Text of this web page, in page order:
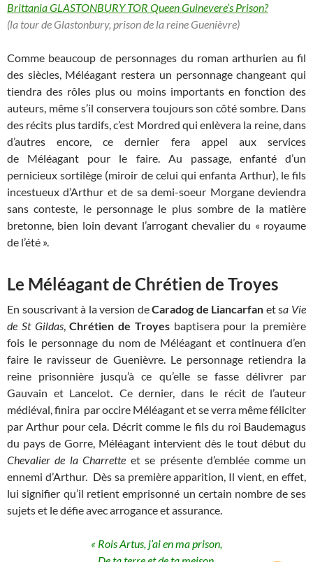
Brittania GLASTONBURY TOR Queen Guinevere’s Prison?
(la tour de Glastonbury, prison de la reine Guenièvre)
Comme beaucoup de personnages du roman arthurien au fil
des siècles, Méléagant restera un personnage changeant qui
tiendra des rôles plus ou moins importants en fonction des
auteurs, même s’il conservera toujours son côté sombre. Dans
des récits plus tardifs, c’est Mordred qui enlèvera la reine, dans
d’autres encore, ce dernier fera appel aux services
de Méléagant pour le faire. Au passage, enfanté d’un
pernicieux sortilège (miroir de celui qui enfanta Arthur), le fils
incestueux d’Arthur et de sa demi-soeur Morgane deviendra
sans conteste, le personnage le plus sombre de la matière
bretonne, bien loin devant l’arrogant chevalier du « royaume
de l’été ».
Le Méléagant de Chrétien de Troyes
En souscrivant à la version deCaradog de Liancarfan et sa Vie
de St Gildas,Chrétien de Troyesbaptisera pour la première
fois le personnage du nom de Méléagant et continuera d’en
faire le ravisseur de Guenièvre. Le personnage retiendra la
reine prisonnière jusqu’à ce qu’elle se fasse délivrer par
Gauvain et Lancelot. Ce dernier, dans le récit de l’auteur
médiéval, finira par occire Méléagant et se verra même féliciter
par Arthur pour cela. Décrit comme le fils du roi Baudemagus
du pays de Gorre, Méléagant intervient dès le tout début du
Chevalier de la Charrette et se présente d’emblée comme un
ennemi d’Arthur. Dès sa première apparition, Il vient, en effet,
lui signifier qu’il retient emprisonné un certain nombre de ses
sujets et le défie avec arrogance et assurance.
« Rois Artus, j’ai en ma prison,